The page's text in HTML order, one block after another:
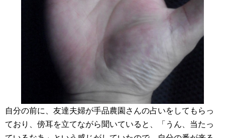
自分の前に、友達夫婦が手品農園さんの占いをしてもらっ
ており、傍耳を立てながら聞いていると、「うん、当たっ